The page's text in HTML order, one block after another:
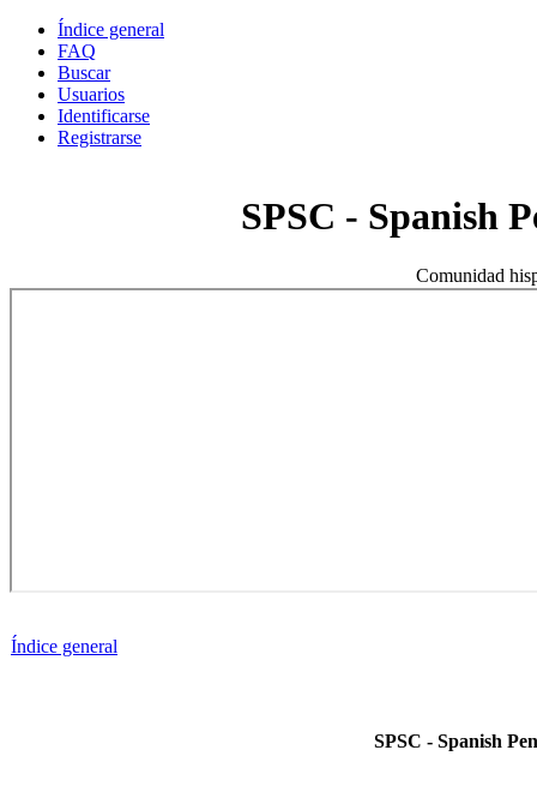
Índice general
FAQ
Buscar
Usuarios
Identificarse
Registrarse
SPSC - Spanish
Comunidad
Índice general
SPSC - Spanish